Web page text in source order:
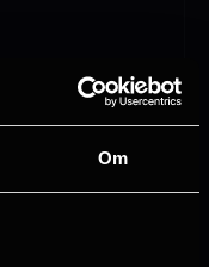
Om